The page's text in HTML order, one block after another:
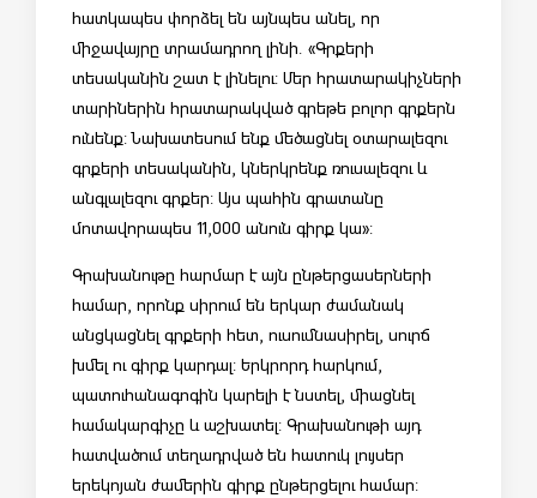
հատկապես փորձել են այնպես անել, որ
միջավայրը տրամադրող լինի. «Գրքերի
տեսականին շատ է լինելու: Մեր հրատարակիչների
տարիներին հրատարակված գրեթե բոլոր գրքերն
ունենք: Նախատեսում ենք մեծացնել օտարալեզու
գրքերի տեսականին, կներկրենք ռուսալեզու և
անգլալեզու գրքեր: Այս պահին գրատանը
մոտավորապես 11,000 անուն գիրք կա»:
Գրախանութը հարմար է այն ընթերցասերների
համար, որոնք սիրում են երկար ժամանակ
անցկացնել գրքերի հետ, ուսումնասիրել, սուրճ
խմել ու գիրք կարդալ: Երկրորդ հարկում,
պատուհանագոգին կարելի է նստել, միացնել
համակարգիչը և աշխատել: Գրախանութի այդ
հատվածում տեղադրված են հատուկ լույսեր
երեկոյան ժամերին գիրք ընթերցելու համար: